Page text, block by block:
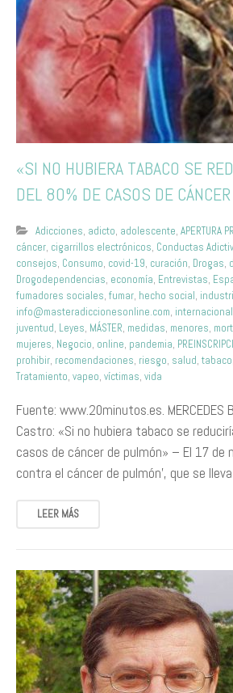
«SI NO HUBIERA TABACO SE
DEL 80% DE CASOS DE
Adicciones, adicto, adolescente, APERTURA
cáncer, cigarrillos electrónicos, Conductas
consejos, Consumo, covid-19, curación, Drogas,
Drogodependencias, economía, Entrevistas,
fumadores sociales, fumar, hecho social,
info@masteradiccionesonline.com,
juventud, Leyes, MÁSTER, medidas, menores,
mujeres, Negocio, online, pandemia,
prohibir, recomendaciones, riesgo, salud, tabaco
Tratamiento, vapeo, víctimas, vida
Fuente: www.20minutos.es. MERCEDES
Castro: «Si no hubiera tabaco se
casos de cáncer de pulmón» – El 17 de
contra el cáncer de pulmón’, que se
LEER MÁS